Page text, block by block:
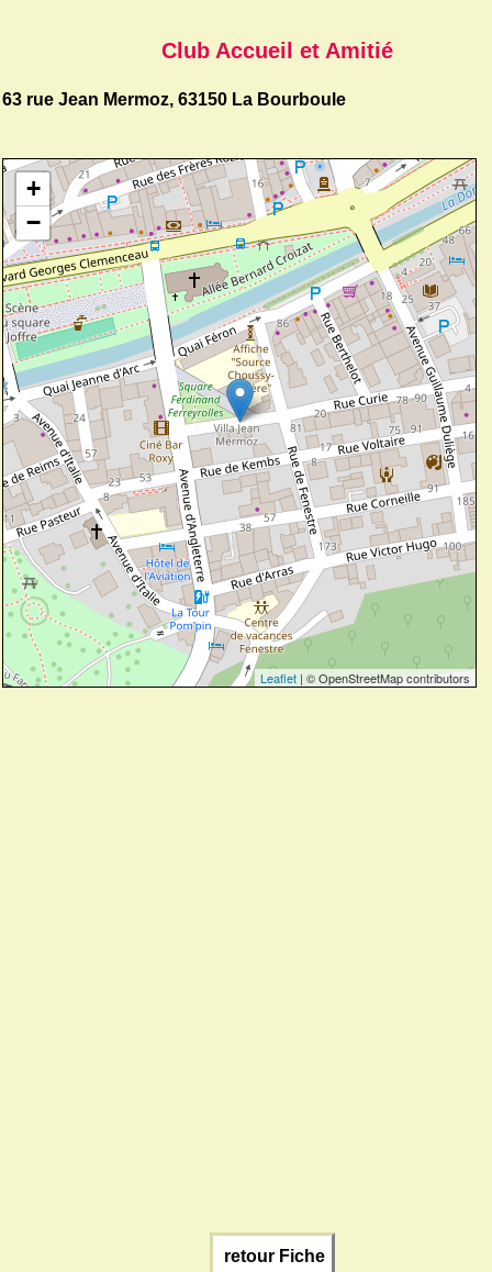
Club Accueil et Amitié
63 rue Jean Mermoz, 63150 La Bourboule
+
−
Leaflet | © OpenStreetMap contributors
retour Fiche